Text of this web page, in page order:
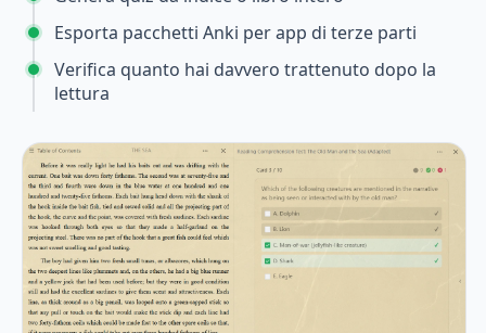
Esporta pacchetti Anki per app di terze parti
Verifica quanto hai davvero trattenuto dopo la
lettura